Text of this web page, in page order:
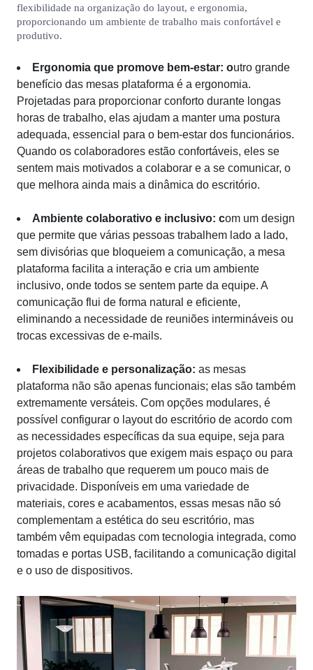
flexibilidade na organização do layout, e ergonomia,
proporcionando um ambiente de trabalho mais confortável e
produtivo.
Ergonomia que promove bem-estar: outro grande
benefício das mesas plataforma é a ergonomia.
Projetadas para proporcionar conforto durante longas
horas de trabalho, elas ajudam a manter uma postura
adequada, essencial para o bem-estar dos funcionários.
Quando os colaboradores estão confortáveis, eles se
sentem mais motivados a colaborar e a se comunicar, o
que melhora ainda mais a dinâmica do escritório.
Ambiente colaborativo e inclusivo: com um design
que permite que várias pessoas trabalhem lado a lado,
sem divisórias que bloqueiem a comunicação, a mesa
plataforma facilita a interação e cria um ambiente
inclusivo, onde todos se sentem parte da equipe. A
comunicação flui de forma natural e eficiente,
eliminando a necessidade de reuniões intermináveis ou
trocas excessivas de e-mails.
Flexibilidade e personalização: as mesas
plataforma não são apenas funcionais; elas são também
extremamente versáteis. Com opções modulares, é
possível configurar o layout do escritório de acordo com
as necessidades específicas da sua equipe, seja para
projetos colaborativos que exigem mais espaço ou para
áreas de trabalho que requerem um pouco mais de
privacidade. Disponíveis em uma variedade de
materiais, cores e acabamentos, essas mesas não só
complementam a estética do seu escritório, mas
também vêm equipadas com tecnologia integrada, como
tomadas e portas USB, facilitando a comunicação digital
e o uso de dispositivos.